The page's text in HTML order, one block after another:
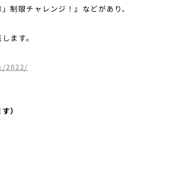
制限チャレンジ！』などがあり、
ます。
2022/
）